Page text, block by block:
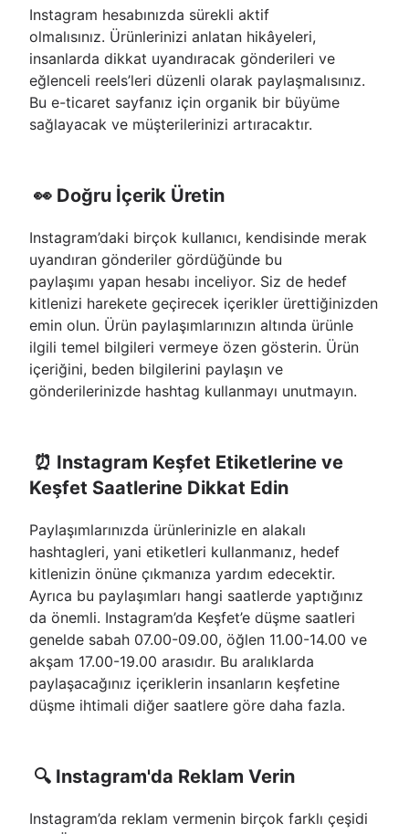
Instagram hesabınızda sürekli aktif
olmalısınız. Ürünlerinizi anlatan hikâyeleri,
insanlarda dikkat uyandıracak gönderileri ve
eğlenceli reels’leri düzenli olarak paylaşmalısınız.
Bu e-ticaret sayfanız için organik bir büyüme
sağlayacak ve müşterilerinizi artıracaktır.
👀 Doğru İçerik Üretin
Instagram’daki birçok kullanıcı, kendisinde merak
uyandıran gönderiler gördüğünde bu
paylaşımı yapan hesabı inceliyor. Siz de hedef
kitlenizi harekete geçirecek içerikler ürettiğinizden
emin olun. Ürün paylaşımlarınızın altında ürünle
ilgili temel bilgileri vermeye özen gösterin. Ürün
içeriğini, beden bilgilerini paylaşın ve
gönderilerinizde hashtag kullanmayı unutmayın.
⏰ Instagram Keşfet Etiketlerine ve
Keşfet Saatlerine Dikkat Edin
Paylaşımlarınızda ürünlerinizle en alakalı
hashtagleri, yani etiketleri kullanmanız, hedef
kitlenizin önüne çıkmanıza yardım edecektir.
Ayrıca bu paylaşımları hangi saatlerde yaptığınız
da önemli. Instagram’da Keşfet’e düşme saatleri
genelde sabah 07.00-09.00, öğlen 11.00-14.00 ve
akşam 17.00-19.00 arasıdır. Bu aralıklarda
paylaşacağınız içeriklerin insanların keşfetine
düşme ihtimali diğer saatlere göre daha fazla.
🔍 Instagram'da Reklam Verin
Instagram’da reklam vermenin birçok farklı çeşidi